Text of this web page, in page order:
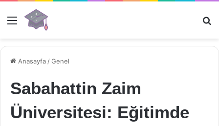
Menü
Anasayfa /Genel
Sabahattin Zaim
Üniversitesi: Eğitimde